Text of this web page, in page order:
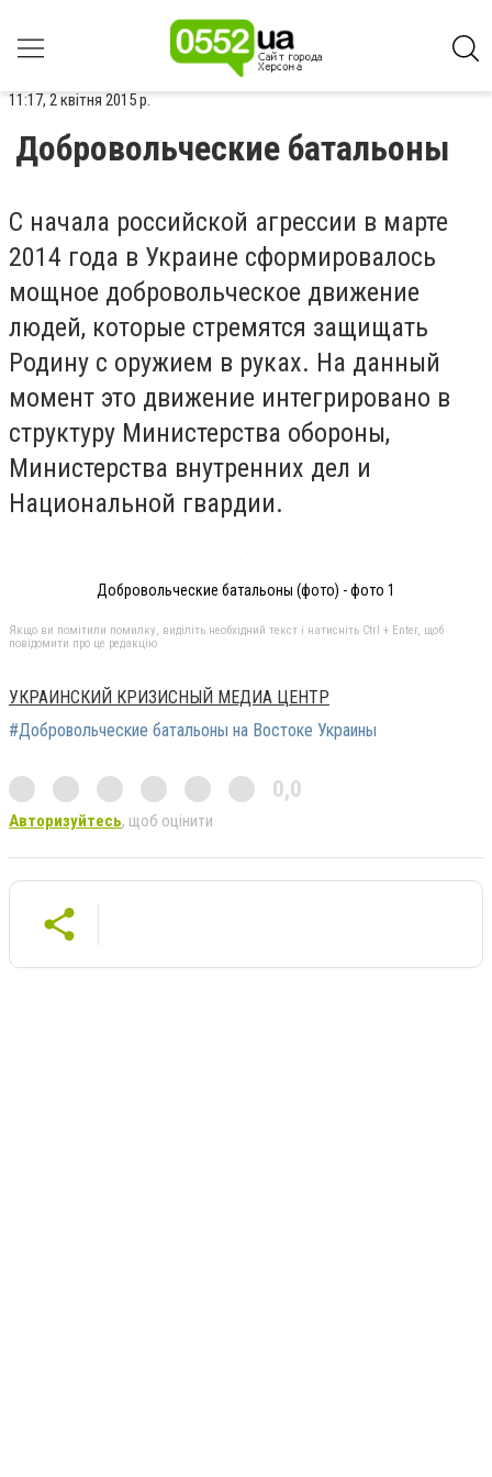
11:17, 2 квітня 2015 р.
Добровольческие батальоны
С начала российской агрессии в марте
2014 года в Украине сформировалось
мощное добровольческое движение
людей, которые стремятся защищать
Родину с оружием в руках. На данный
момент это движение интегрировано в
структуру Министерства обороны,
Министерства внутренних дел и
Национальной гвардии.
Добровольческие батальоны (фото) - фото 1
Якщо ви помітили помилку, виділіть необхідний текст і натисніть Ctrl + Enter, щоб
повідомити про це редакцію
УКРАИНСКИЙ КРИЗИСНЫЙ МЕДИА ЦЕНТР
#Добровольческие батальоны на Востоке Украины
0,0
Авторизуйтесь, щоб оцінити